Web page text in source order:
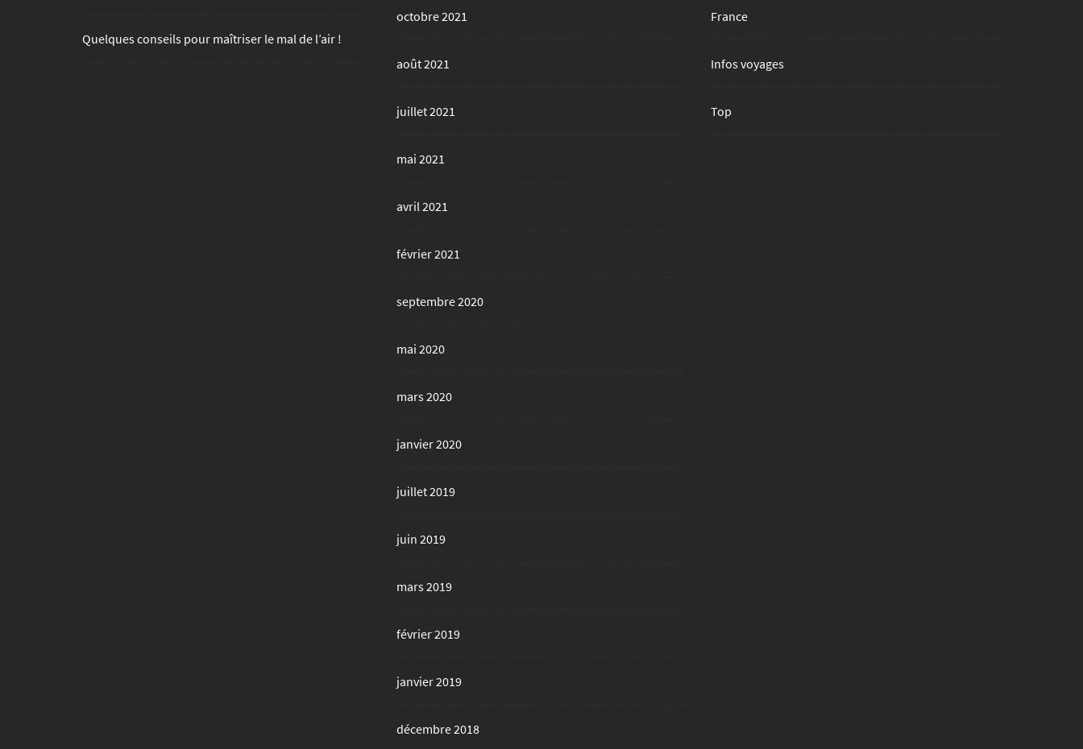
Quelques conseils pour maîtriser le mal de l’air !
octobre 2021
août 2021
juillet 2021
mai 2021
avril 2021
février 2021
septembre 2020
mai 2020
mars 2020
janvier 2020
juillet 2019
juin 2019
mars 2019
février 2019
janvier 2019
décembre 2018
France
Infos voyages
Top